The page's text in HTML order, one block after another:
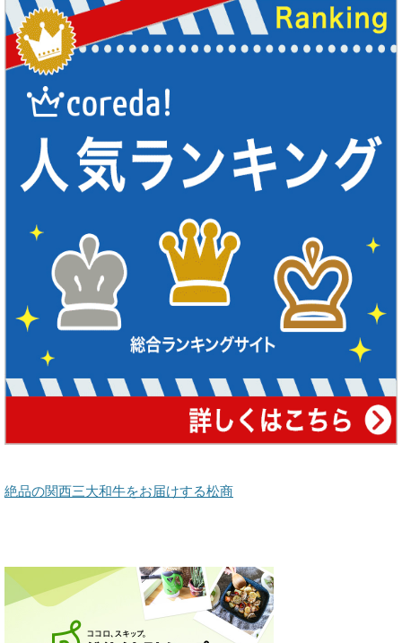
絶品の関西三大和牛をお届けする松商